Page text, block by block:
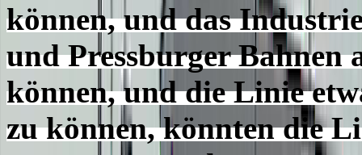
können, und das
und Pressburger Bahnen
können, und die Linie
zu können, könnten die